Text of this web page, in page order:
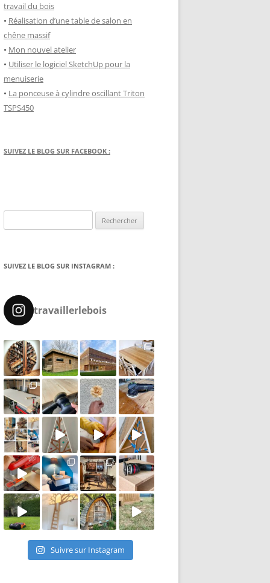
travail du bois
• Réalisation d’une table de salon en
chêne massif
• Mon nouvel atelier
• Utiliser le logiciel SketchUp pour la
menuiserie
• La ponceuse à cylindre oscillant Triton
TSPS450
SUIVEZ LE BLOG SUR FACEBOOK :
SUIVEZ LE BLOG SUR INSTAGRAM :
travaillerlebois
Suivre sur Instagram